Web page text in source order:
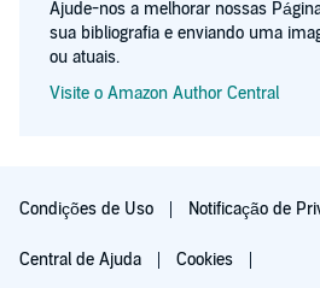
Ajude-nos a melhorar nossas
sua bibliografia e enviando uma
ou atuais.
Visite o Amazon Author Central
Condições de Uso Notificação de
Central de Ajuda Cookies